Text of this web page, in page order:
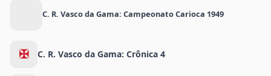
C. R. Vasco da Gama: Campeonato Carioca 1949
✠ C. R. Vasco da Gama: Crônica 4